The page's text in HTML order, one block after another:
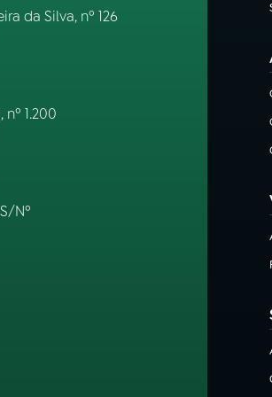
da Silva, nº 126
1.200
Nº